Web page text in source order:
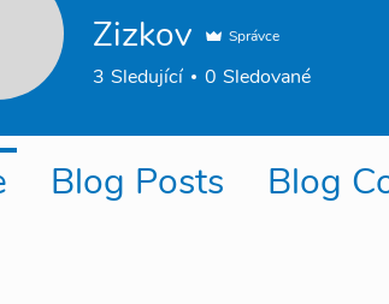
Zizkov Správce
3 Sledující 0 Sledované
Blog Posts Blog